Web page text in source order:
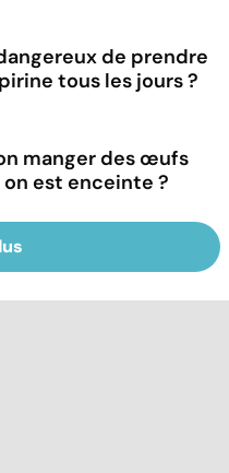
de prendre
tous les jours ?
manger des œufs
est enceinte ?